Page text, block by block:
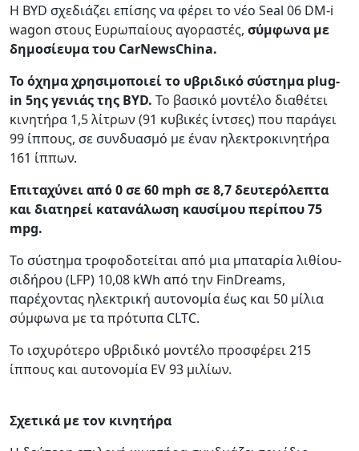
Η BYD σχεδιάζει επίσης να φέρει το νέο Seal 06 DM-i
wagon στους Ευρωπαίους αγοραστές, σύμφωνα με
δημοσίευμα του CarNewsChina.
Το όχημα χρησιμοποιεί το υβριδικό σύστημα plug-
in 5ης γενιάς της BYD. Το βασικό μοντέλο διαθέτει
κινητήρα 1,5 λίτρων (91 κυβικές ίντσες) που παράγει
99 ίππους, σε συνδυασμό με έναν ηλεκτροκινητήρα
161 ίππων.
Επιταχύνει από 0 σε 60 mph σε 8,7 δευτερόλεπτα
και διατηρεί κατανάλωση καυσίμου περίπου 75
mpg.
Το σύστημα τροφοδοτείται από μια μπαταρία λιθίου-
σιδήρου (LFP) 10,08 kWh από την FinDreams,
παρέχοντας ηλεκτρική αυτονομία έως και 50 μίλια
σύμφωνα με τα πρότυπα CLTC.
Το ισχυρότερο υβριδικό μοντέλο προσφέρει 215
ίππους και αυτονομία EV 93 μιλίων.
Σχετικά με τον κινητήρα